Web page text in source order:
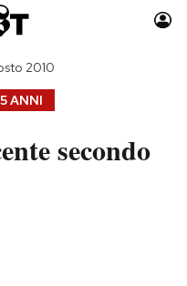
Moda
ANNI
2010
secondo